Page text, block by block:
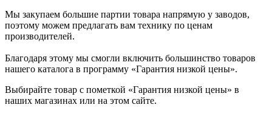
Мы закупаем большие партии товара напрямую у заводов,
поэтому можем предлагать вам технику по ценам
производителей.
Благодаря этому мы смогли включить большинство товаров
нашего каталога в программу «Гарантия низкой цены».
Выбирайте товар с пометкой «Гарантия низкой цены» в
наших магазинах или на этом сайте.